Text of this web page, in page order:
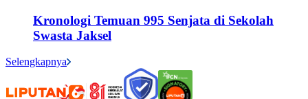
Kronologi Temuan 995 Senjata di Sekolah
Swasta Jaksel
Selengkapnya